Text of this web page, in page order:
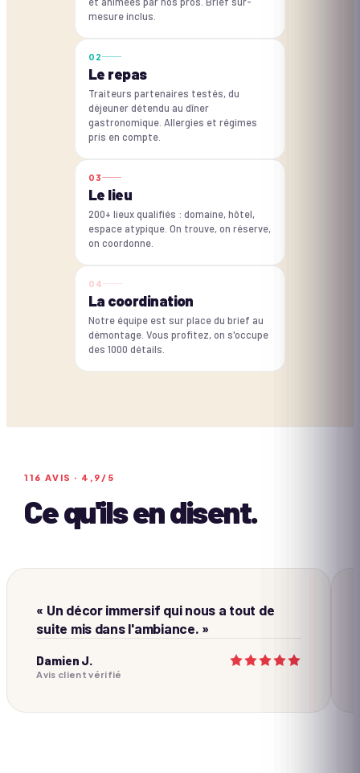
mesure inclus.
0 2
Le repas
Traiteurs partenaires testés, du
déjeuner détendu au dîner
gastronomique. Allergies et régimes
pris en compte.
03
Le lieu
200+ lieux qualifiés : domaine, hôtel,
espace atypique. On trouve, on réserve,
on coordonne.
0 4
La coordination
Notre équipe est sur place du brief au
démontage. Vous profitez, on s'occupe
des 1000 détails.
116 AVIS · 4,9 /5
Ce qu'ils en disent.
« Un décor immersif qui nous a tout de
suite mis dans l'ambiance. »
Damien J.
Avis client vérifié